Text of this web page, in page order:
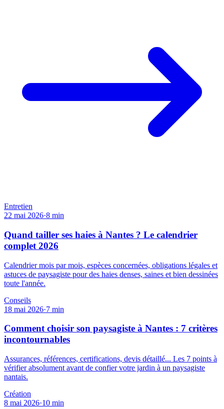
Entretien
22 mai 2026·8 min
Quand tailler ses haies à Nantes ? Le calendrier
complet 2026
Calendrier mois par mois, espèces concernées, obligations légales et
astuces de paysagiste pour des haies denses, saines et bien dessinées
toute l'année.
Conseils
18 mai 2026·7 min
Comment choisir son paysagiste à Nantes : 7 critères
incontournables
Assurances, références, certifications, devis détaillé... Les 7 points à
vérifier absolument avant de confier votre jardin à un paysagiste
nantais.
Création
8 mai 2026·10 min